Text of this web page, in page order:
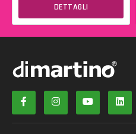
DETTAGLI